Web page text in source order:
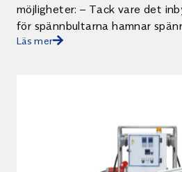
möjligheter: – Tack vare det
för spännbultarna hamnar
i jämnhöjd med pressen. På så […]
Läs mer